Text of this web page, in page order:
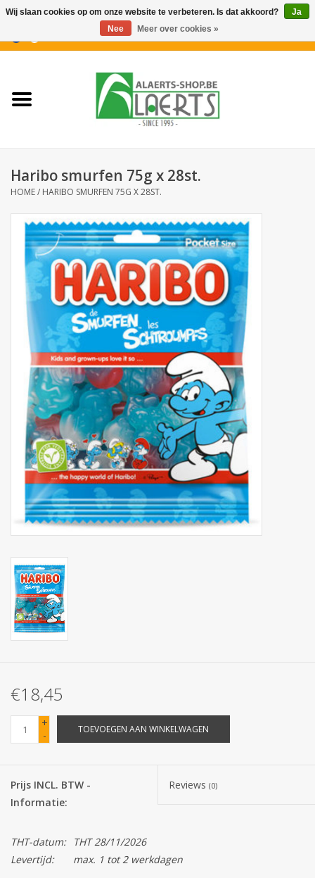
Nieuwigheden
Koffiekoekjes
Confiserie
Dranken
Aperitiefkoekjes
Botanicals
Snoeppot-Snoep
Kassarollen
Cleaning-producten
Relatiegeschenken
Verpakking
Kantoorbenodigdheden
Corona
Sinterklaassnoep
Carnavalssnoep
Merken
Haribo smurfen 75g x 28st.
HOME/ HARIBO SMURFEN 75G X 28ST.
€18,45
+
-
TOEVOEGEN AAN WINKELWAGEN
Prijs INCL. BTW -
Informatie:
Reviews (0)
THT-datum:
THT 28/11/2026
Levertijd:
max. 1 tot 2 werkdagen
Wij slaan cookies op om onze website te verbeteren. Is dat akkoord?
Ja
Nee
Meer over cookies »